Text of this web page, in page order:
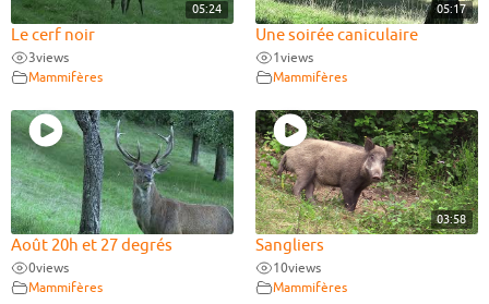
05:24
Le cerf noir
3views
Mammifères
05:17
Une soirée caniculaire
1views
Mammifères
Août 20h et 27 degrés
0views
Mammifères
03:58
Sangliers
10views
Mammifères